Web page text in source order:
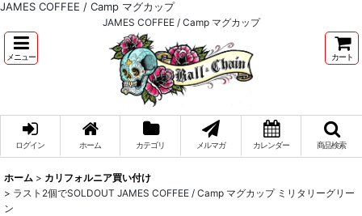
JAMES COFFEE / Camp マグカップ
JAMES COFFEE / Camp マグカップ
メニュー カート
ログイン ホーム カテゴリ メルマガ カレンダー 商品検索
ホーム > カリフォルニア買い付け
> ラスト2個でSOLDOUT JAMES COFFEE / Camp マグカップ ミリタリーグリー
ン